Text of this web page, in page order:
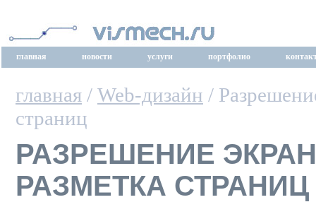
главная новости услуги портфолио
главная / Web-дизайн /
страниц
РАЗРЕШЕНИЕ
РАЗМЕТКА СТРАНИЦ